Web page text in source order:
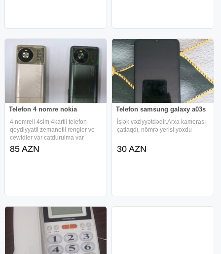
Telefon 4 nomre nokia
4 nomreli 4sim 4kartli telefon
qeydiyyatli zemanetli rengler ve
cewidler var catdurulma var
85 AZN
Telefon samsung galaxy a03s
İşlək vəziyyətdədir.Arxa kamerası
çatlaqdı, nömrə yerisi yoxdu
30 AZN